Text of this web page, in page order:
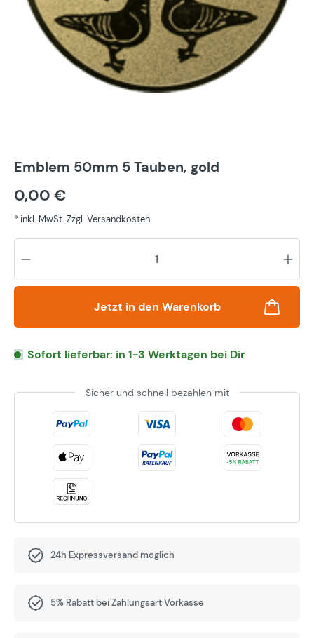
Emblem 50mm 5 Tauben, gold
0,00 €
* inkl. MwSt. Zzgl. Versandkosten
Jetzt in den Warenkorb
Sofort lieferbar: in 1-3 Werktagen bei Dir
Sicher und schnell bezahlen mit
24h Expressversand möglich
5% Rabatt bei Zahlungsart Vorkasse